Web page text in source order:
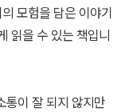
모험을 담은 이야기
읽을 수 있는 책입니
이 잘 되지 않지만